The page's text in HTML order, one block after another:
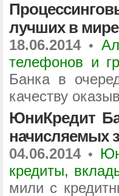
лучших в мире
18.06.2014•
телефонов и
Банка в
качеству
ЮниКредит
начисляемых
04.06.2014•
кредиты,
мили с